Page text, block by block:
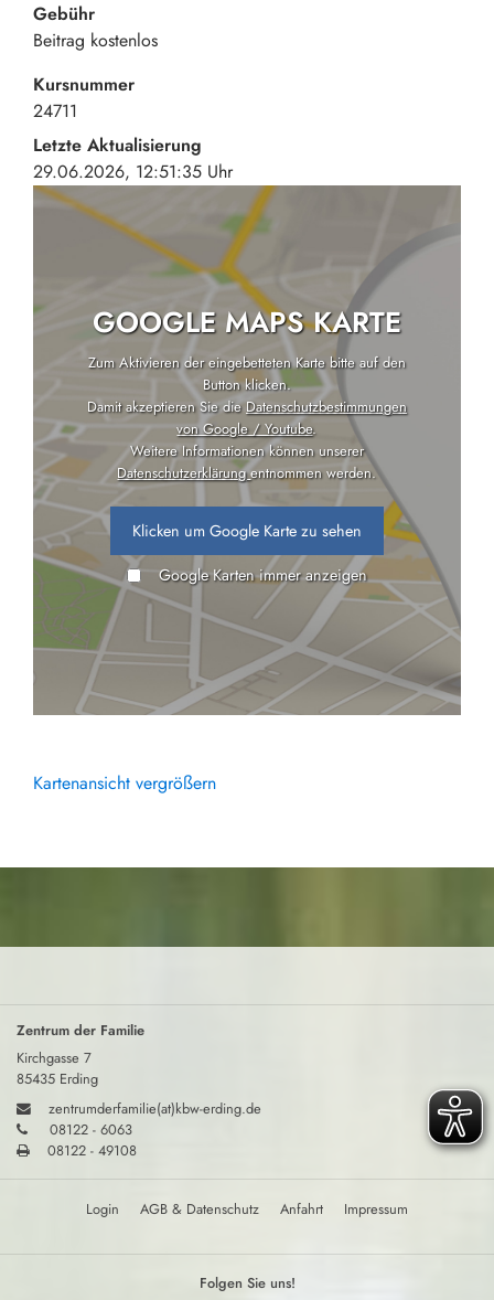
Gebühr
Beitrag kostenlos
Kursnummer
24711
Letzte Aktualisierung
29.06.2026, 12:51:35 Uhr
GOOGLE MAPS KARTE
Zum Aktivieren der eingebetteten Karte bitte auf den
Button klicken.
Damit akzeptieren Sie dieDatenschutzbestimmungen
von Google / Youtube.
Weitere Informationen können unserer
Datenschutzerklärungentnommen werden.
Klicken um Google Karte zu sehen
Google Karten immer anzeigen
Kartenansicht vergrößern
Zentrum der Familie
Kirchgasse 7
85435 Erding
zentrumderfamilie(at)kbw-erding.de
08122 - 6063
08122 - 49108
Login AGB & Datenschutz Anfahrt Impressum
Folgen Sie uns!